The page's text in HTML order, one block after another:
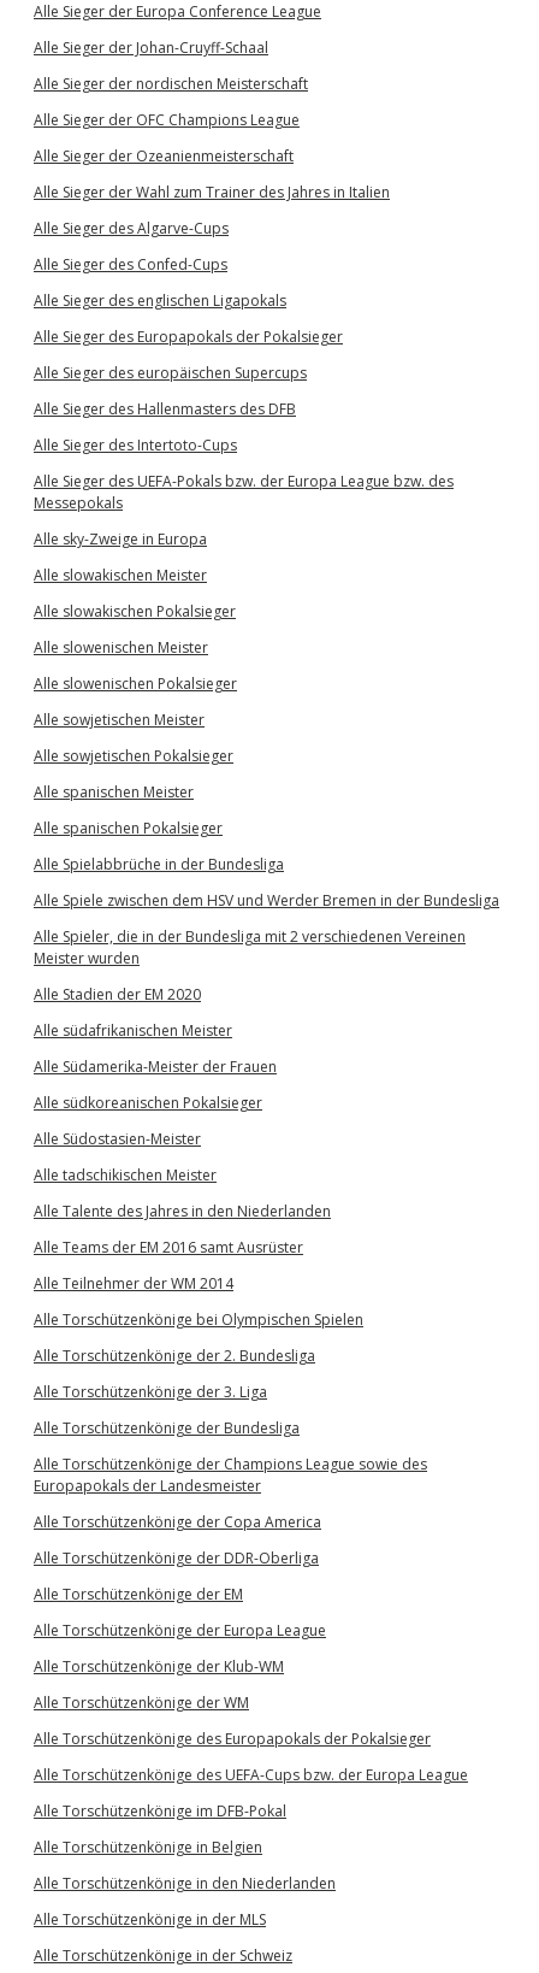
Alle Sieger der Europa Conference League
Alle Sieger der Johan-Cruyff-Schaal
Alle Sieger der nordischen Meisterschaft
Alle Sieger der OFC Champions League
Alle Sieger der Ozeanienmeisterschaft
Alle Sieger der Wahl zum Trainer des Jahres in Italien
Alle Sieger des Algarve-Cups
Alle Sieger des Confed-Cups
Alle Sieger des englischen Ligapokals
Alle Sieger des Europapokals der Pokalsieger
Alle Sieger des europäischen Supercups
Alle Sieger des Hallenmasters des DFB
Alle Sieger des Intertoto-Cups
Alle Sieger des UEFA-Pokals bzw. der Europa League bzw. des
Messepokals
Alle sky-Zweige in Europa
Alle slowakischen Meister
Alle slowakischen Pokalsieger
Alle slowenischen Meister
Alle slowenischen Pokalsieger
Alle sowjetischen Meister
Alle sowjetischen Pokalsieger
Alle spanischen Meister
Alle spanischen Pokalsieger
Alle Spielabbrüche in der Bundesliga
Alle Spiele zwischen dem HSV und Werder Bremen in der Bundesliga
Alle Spieler, die in der Bundesliga mit 2 verschiedenen Vereinen
Meister wurden
Alle Stadien der EM 2020
Alle südafrikanischen Meister
Alle Südamerika-Meister der Frauen
Alle südkoreanischen Pokalsieger
Alle Südostasien-Meister
Alle tadschikischen Meister
Alle Talente des Jahres in den Niederlanden
Alle Teams der EM 2016 samt Ausrüster
Alle Teilnehmer der WM 2014
Alle Torschützenkönige bei Olympischen Spielen
Alle Torschützenkönige der 2. Bundesliga
Alle Torschützenkönige der 3. Liga
Alle Torschützenkönige der Bundesliga
Alle Torschützenkönige der Champions League sowie des
Europapokals der Landesmeister
Alle Torschützenkönige der Copa America
Alle Torschützenkönige der DDR-Oberliga
Alle Torschützenkönige der EM
Alle Torschützenkönige der Europa League
Alle Torschützenkönige der Klub-WM
Alle Torschützenkönige der WM
Alle Torschützenkönige des Europapokals der Pokalsieger
Alle Torschützenkönige des UEFA-Cups bzw. der Europa League
Alle Torschützenkönige im DFB-Pokal
Alle Torschützenkönige in Belgien
Alle Torschützenkönige in den Niederlanden
Alle Torschützenkönige in der MLS
Alle Torschützenkönige in der Schweiz